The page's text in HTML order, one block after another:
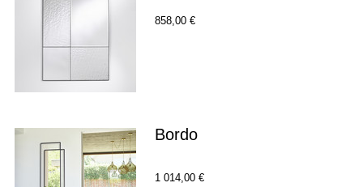
858,00 €
Bordo
1 014,00 €